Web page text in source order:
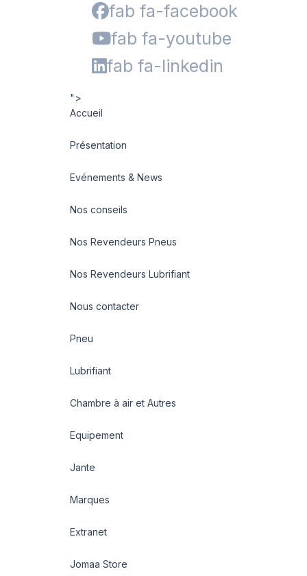
fab fa-facebook
fab fa-youtube
fab fa-linkedin
">
Accueil
Présentation
Evénements & News
Nos conseils
Nos Revendeurs Pneus
Nos Revendeurs Lubrifiant
Nous contacter
Pneu
Lubrifiant
Chambre à air et Autres
Equipement
Jante
Marques
Extranet
Jomaa Store